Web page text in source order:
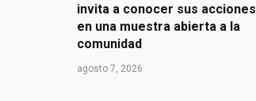
invita a conocer sus acciones
en una muestra abierta a la
comunidad
agosto 7, 2026